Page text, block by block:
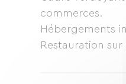
commerces.
Hébergements
Restauration